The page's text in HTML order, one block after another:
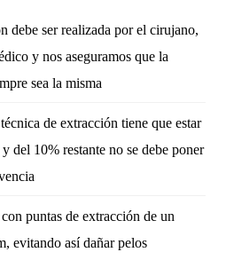
debe ser realizada por el cirujano,
y nos aseguramos que la
sea la misma
de extracción tiene que estar
del 10% restante no se debe poner
puntas de extracción de un
evitando así dañar pelos